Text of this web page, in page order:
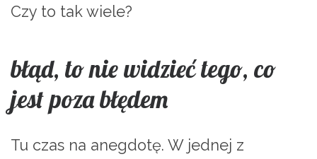
Czy to tak wiele?
błąd, to nie widzieć tego, co
jest poza błędem
Tu czas na anegdotę. W jednej z